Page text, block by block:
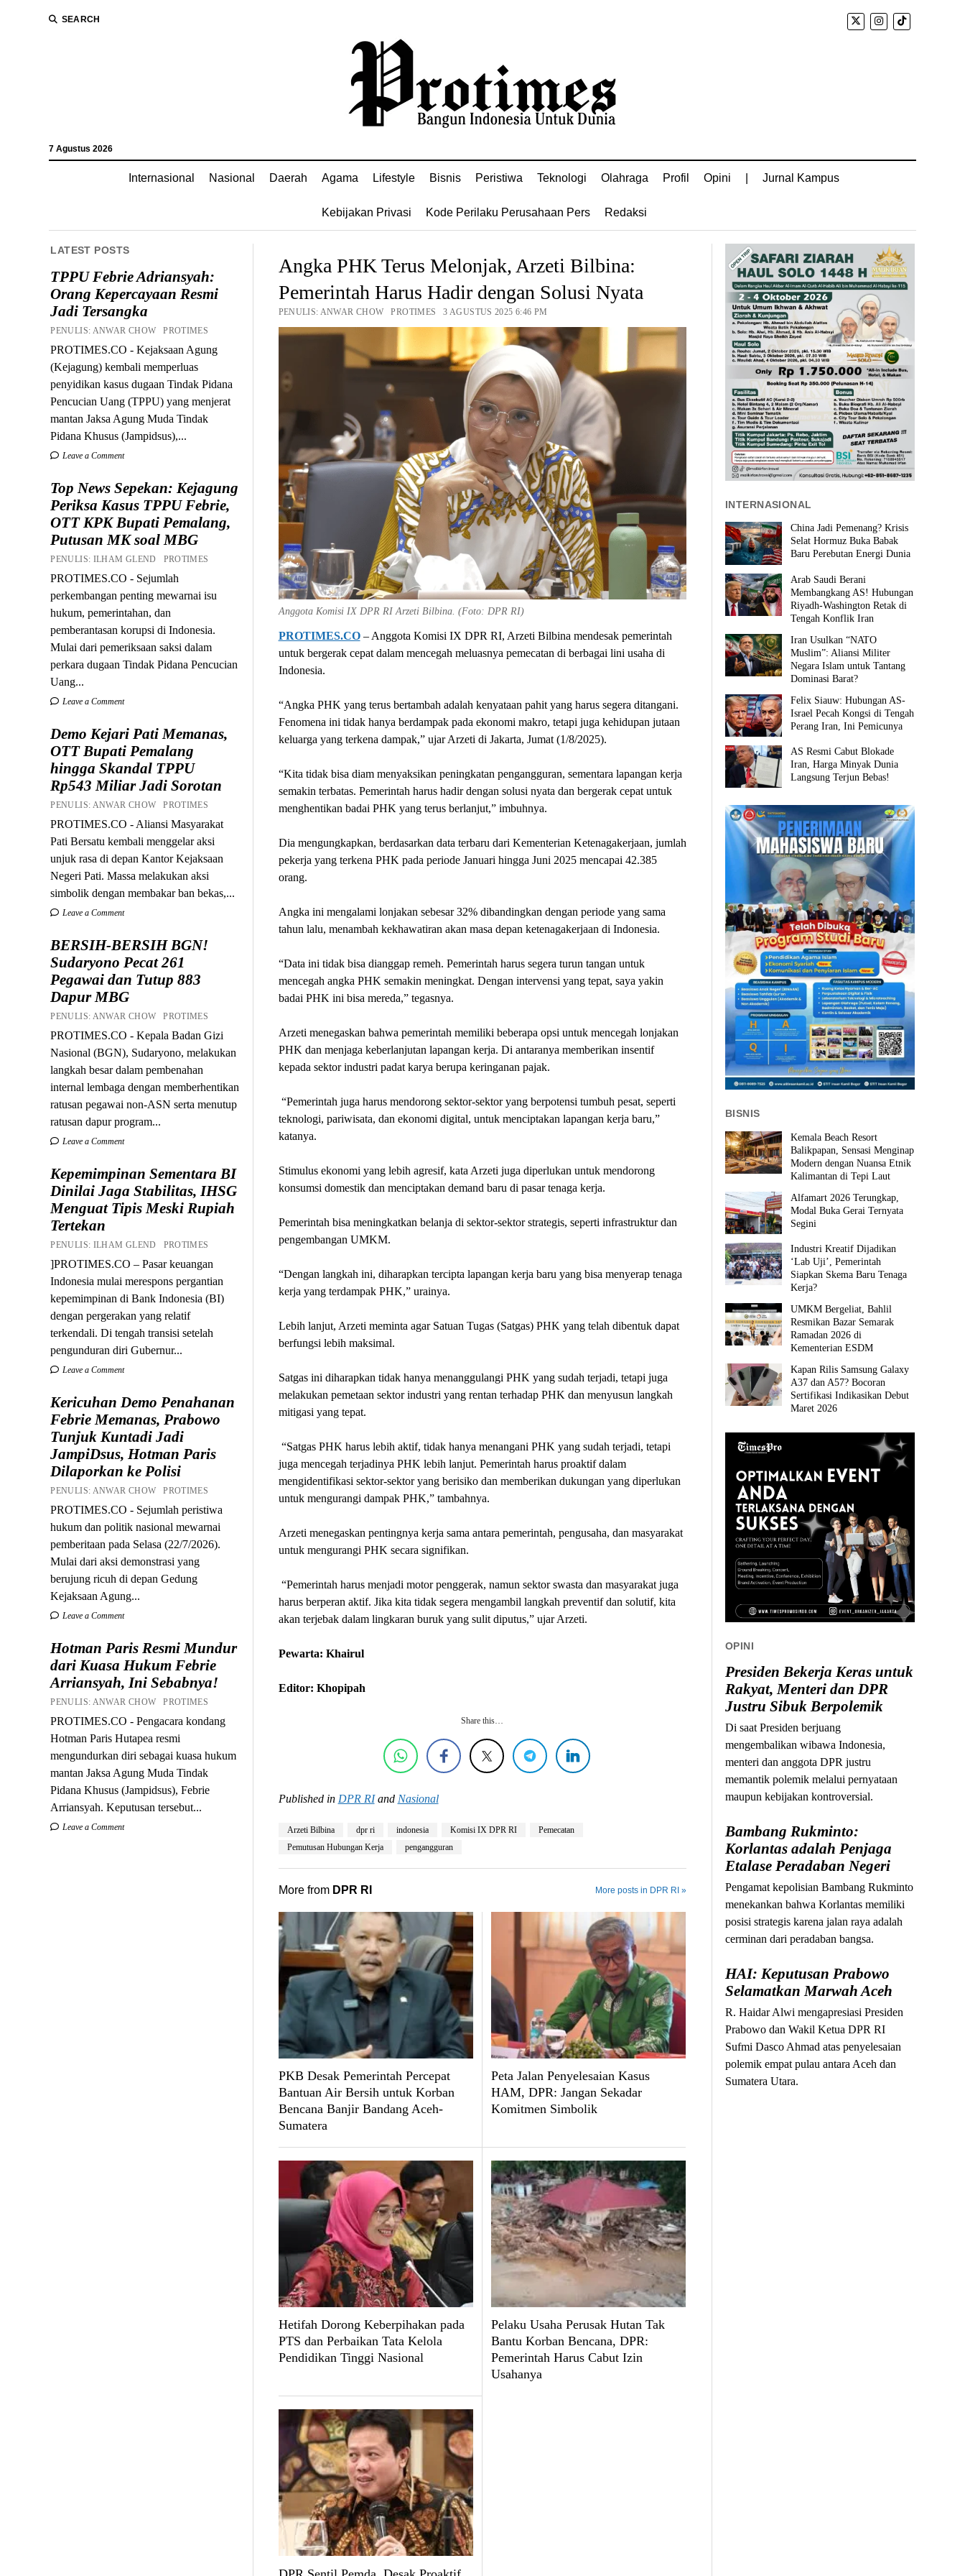
SEARCH
7 Agustus 2026
Internasional Nasional Daerah Agama Lifestyle Bisnis Peristiwa Teknologi Olahraga Profil Opini Jurnal Kampus
Kebijakan Privasi Kode Perilaku Perusahaan Pers Redaksi
LATEST POSTS
TPPU Febrie Adriansyah:
Orang Kepercayaan Resmi
Jadi Tersangka
PENULIS: ANWAR CHOW PROTIMES
PROTIMES.CO - Kejaksaan Agung
(Kejagung) kembali memperluas
penyidikan kasus dugaan Tindak Pidana
Pencucian Uang (TPPU) yang menjerat
mantan Jaksa Agung Muda Tindak
Pidana Khusus (Jampidsus),...
Leave a Comment
Top News Sepekan: Kejagung
Periksa Kasus TPPU Febrie,
OTT KPK Bupati Pemalang,
Putusan MK soal MBG
PENULIS: ILHAM GLEND PROTIMES
PROTIMES.CO - Sejumlah
perkembangan penting mewarnai isu
hukum, pemerintahan, dan
pemberantasan korupsi di Indonesia.
Mulai dari pemeriksaan saksi dalam
perkara dugaan Tindak Pidana Pencucian
Uang...
Leave a Comment
Demo Kejari Pati Memanas,
OTT Bupati Pemalang
hingga Skandal TPPU
Rp543 Miliar Jadi Sorotan
PENULIS: ANWAR CHOW PROTIMES
PROTIMES.CO - Aliansi Masyarakat
Pati Bersatu kembali menggelar aksi
unjuk rasa di depan Kantor Kejaksaan
Negeri Pati. Massa melakukan aksi
simbolik dengan membakar ban bekas,...
Leave a Comment
BERSIH-BERSIH BGN!
Sudaryono Pecat 261
Pegawai dan Tutup 883
Dapur MBG
PENULIS: ANWAR CHOW PROTIMES
PROTIMES.CO - Kepala Badan Gizi
Nasional (BGN), Sudaryono, melakukan
langkah besar dalam pembenahan
internal lembaga dengan memberhentikan
ratusan pegawai non-ASN serta menutup
ratusan dapur program...
Leave a Comment
Kepemimpinan Sementara BI
Dinilai Jaga Stabilitas, IHSG
Menguat Tipis Meski Rupiah
Tertekan
PENULIS: ILHAM GLEND PROTIMES
]PROTIMES.CO – Pasar keuangan
Indonesia mulai merespons pergantian
kepemimpinan di Bank Indonesia (BI)
dengan pergerakan yang relatif
terkendali. Di tengah transisi setelah
pengunduran diri Gubernur...
Leave a Comment
Kericuhan Demo Penahanan
Febrie Memanas, Prabowo
Tunjuk Kuntadi Jadi
JampiDsus, Hotman Paris
Dilaporkan ke Polisi
PENULIS: ANWAR CHOW PROTIMES
PROTIMES.CO - Sejumlah peristiwa
hukum dan politik nasional mewarnai
pemberitaan pada Selasa (22/7/2026).
Mulai dari aksi demonstrasi yang
berujung ricuh di depan Gedung
Kejaksaan Agung...
Leave a Comment
Hotman Paris Resmi Mundur
dari Kuasa Hukum Febrie
Arriansyah, Ini Sebabnya!
PENULIS: ANWAR CHOW PROTIMES
PROTIMES.CO - Pengacara kondang
Hotman Paris Hutapea resmi
mengundurkan diri sebagai kuasa hukum
mantan Jaksa Agung Muda Tindak
Pidana Khusus (Jampidsus), Febrie
Arriansyah. Keputusan tersebut...
Leave a Comment
Angka PHK Terus Melonjak, Arzeti Bilbina:
Pemerintah Harus Hadir dengan Solusi Nyata
PENULIS: ANWAR CHOW PROTIMES 3 AGUSTUS 2025 6:46 PM
Anggota Komisi IX DPR RI Arzeti Bilbina. (Foto: DPR RI)
PROTIMES.CO– Anggota Komisi IX DPR RI, Arzeti Bilbina mendesak pemerintah
untuk bergerak cepat dalam mencegah meluasnya pemecatan di berbagai lini usaha di
Indonesia.
“Angka PHK yang terus bertambah adalah kenyataan pahit yang harus segera ditangani.
Fenomena ini tidak hanya berdampak pada ekonomi makro, tetapi juga kehidupan jutaan
keluarga yang terkena dampak,” ujar Arzeti di Jakarta, Jumat (1/8/2025).
“Kita tidak bisa diam menyaksikan peningkatan pengangguran, sementara lapangan kerja
semakin terbatas. Pemerintah harus hadir dengan solusi nyata dan bergerak cepat untuk
menghentikan badai PHK yang terus berlanjut,” imbuhnya.
Dia mengungkapkan, berdasarkan data terbaru dari Kementerian Ketenagakerjaan, jumlah
pekerja yang terkena PHK pada periode Januari hingga Juni 2025 mencapai 42.385
orang.
Angka ini mengalami lonjakan sebesar 32% dibandingkan dengan periode yang sama
tahun lalu, menambah kekhawatiran akan masa depan ketenagakerjaan di Indonesia.
“Data ini tidak bisa dianggap remeh. Pemerintah harus segera turun tangan untuk
mencegah angka PHK semakin meningkat. Dengan intervensi yang tepat, saya yakin
badai PHK ini bisa mereda,” tegasnya.
Arzeti menegaskan bahwa pemerintah memiliki beberapa opsi untuk mencegah lonjakan
PHK dan menjaga keberlanjutan lapangan kerja. Di antaranya memberikan insentif
kepada sektor industri padat karya berupa keringanan pajak.
“Pemerintah juga harus mendorong sektor-sektor yang berpotensi tumbuh pesat, seperti
teknologi, pariwisata, dan ekonomi digital, untuk menciptakan lapangan kerja baru,”
katanya.
Stimulus ekonomi yang lebih agresif, kata Arzeti juga diperlukan untuk mendorong
konsumsi domestik dan menciptakan demand baru di pasar tenaga kerja.
Pemerintah bisa meningkatkan belanja di sektor-sektor strategis, seperti infrastruktur dan
pengembangan UMKM.
“Dengan langkah ini, diharapkan tercipta lapangan kerja baru yang bisa menyerap tenaga
kerja yang terdampak PHK,” urainya.
Lebih lanjut, Arzeti meminta agar Satuan Tugas (Satgas) PHK yang telah dibentuk dapat
berfungsi lebih maksimal.
Satgas ini diharapkan tidak hanya menanggulangi PHK yang sudah terjadi, tetapi juga
melakukan pemetaan sektor industri yang rentan terhadap PHK dan menyusun langkah
mitigasi yang tepat.
“Satgas PHK harus lebih aktif, tidak hanya menangani PHK yang sudah terjadi, tetapi
juga mencegah terjadinya PHK lebih lanjut. Pemerintah harus proaktif dalam
mengidentifikasi sektor-sektor yang berisiko dan memberikan dukungan yang diperlukan
untuk mengurangi dampak PHK,” tambahnya.
Arzeti menegaskan pentingnya kerja sama antara pemerintah, pengusaha, dan masyarakat
untuk mengurangi PHK secara signifikan.
“Pemerintah harus menjadi motor penggerak, namun sektor swasta dan masyarakat juga
harus berperan aktif. Jika kita tidak segera mengambil langkah preventif dan solutif, kita
akan terjebak dalam lingkaran buruk yang sulit diputus,” ujar Arzeti.
Pewarta: Khairul
Editor: Khopipah
Share this…
Published in DPR RIand Nasional
Arzeti Bilbina dpr ri indonesia Komisi IX DPR RI
Pemecatan
Pemutusan Hubungan Kerja
pengangguran
More from DPR RI More posts in DPR RI »
PKB Desak Pemerintah Percepat
Bantuan Air Bersih untuk Korban
Bencana Banjir Bandang Aceh-
Sumatera
Peta Jalan Penyelesaian Kasus
HAM, DPR: Jangan Sekadar
Komitmen Simbolik
Hetifah Dorong Keberpihakan pada
PTS dan Perbaikan Tata Kelola
Pendidikan Tinggi Nasional
Pelaku Usaha Perusak Hutan Tak
Bantu Korban Bencana, DPR:
Pemerintah Harus Cabut Izin
Usahanya
INTERNASIONAL
China Jadi Pemenang? Krisis
Selat Hormuz Buka Babak
Baru Perebutan Energi Dunia
Arab Saudi Berani
Membangkang AS! Hubungan
Riyadh-Washington Retak di
Tengah Konflik Iran
Iran Usulkan “NATO
Muslim”: Aliansi Militer
Negara Islam untuk Tantang
Dominasi Barat?
Felix Siauw: Hubungan AS-
Israel Pecah Kongsi di Tengah
Perang Iran, Ini Pemicunya
AS Resmi Cabut Blokade
Iran, Harga Minyak Dunia
Langsung Terjun Bebas!
BISNIS
Kemala Beach Resort
Balikpapan, Sensasi Menginap
Modern dengan Nuansa Etnik
Kalimantan di Tepi Laut
Alfamart 2026 Terungkap,
Modal Buka Gerai Ternyata
Segini
Industri Kreatif Dijadikan
‘Lab Uji’, Pemerintah
Siapkan Skema Baru Tenaga
Kerja?
UMKM Bergeliat, Bahlil
Resmikan Bazar Semarak
Ramadan 2026 di
Kementerian ESDM
Kapan Rilis Samsung Galaxy
A37 dan A57? Bocoran
Sertifikasi Indikasikan Debut
Maret 2026
OPINI
Presiden Bekerja Keras untuk
Rakyat, Menteri dan DPR
Justru Sibuk Berpolemik
Di saat Presiden berjuang
mengembalikan wibawa Indonesia,
menteri dan anggota DPR justru
memantik polemik melalui pernyataan
maupun kebijakan kontroversial.
Bambang Rukminto:
Korlantas adalah Penjaga
Etalase Peradaban Negeri
Pengamat kepolisian Bambang Rukminto
menekankan bahwa Korlantas memiliki
posisi strategis karena jalan raya adalah
cerminan dari peradaban bangsa.
HAI: Keputusan Prabowo
Selamatkan Marwah Aceh
R. Haidar Alwi mengapresiasi Presiden
Prabowo dan Wakil Ketua DPR RI
Sufmi Dasco Ahmad atas penyelesaian
polemik empat pulau antara Aceh dan
Sumatera Utara.